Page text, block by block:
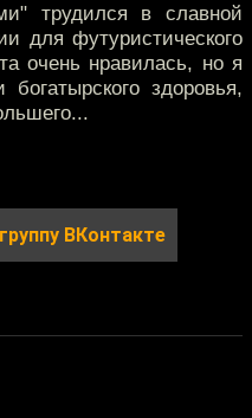
трудился в славной
для футуристического
очень нравилась, но я
здоровья,
группу ВКонтакте